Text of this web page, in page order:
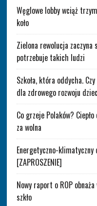
Węglowe lobby wciąż
koło
Zielona rewolucja
potrzebuje takich ludzi
Szkoła, która oddycha.
dla zdrowego rozwoju
Co grzeje Polaków?
za wolna
Energetyczno-klimatyczny
[ZAPROSZENIE]
Nowy raport o ROP
szkło